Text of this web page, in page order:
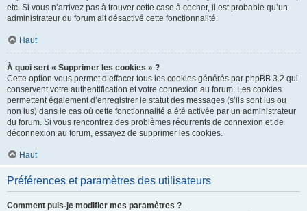
etc. Si vous n’arrivez pas à trouver cette case à cocher, il est probable qu’un
administrateur du forum ait désactivé cette fonctionnalité.
Haut
À quoi sert « Supprimer les cookies » ?
Cette option vous permet d’effacer tous les cookies générés par phpBB 3.2 qui
conservent votre authentification et votre connexion au forum. Les cookies
permettent également d’enregistrer le statut des messages (s’ils sont lus ou
non lus) dans le cas où cette fonctionnalité a été activée par un administrateur
du forum. Si vous rencontrez des problèmes récurrents de connexion et de
déconnexion au forum, essayez de supprimer les cookies.
Haut
Préférences et paramètres des utilisateurs
Comment puis-je modifier mes paramètres ?